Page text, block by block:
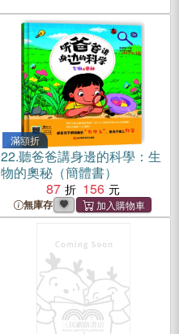
滿額折
22.聽爸爸講身邊的科學：生
物的奧秘（簡體書）
87
156
無庫存